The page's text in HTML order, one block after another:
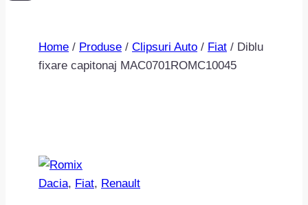
Home / Produse / Clipsuri Auto / Fiat / Diblu
fixare capitonaj MAC0701ROMC10045
Dacia, Fiat, Renault